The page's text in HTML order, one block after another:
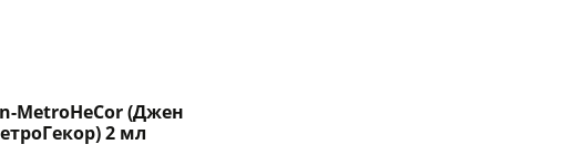
MetroHeCor (Джен
2 мл